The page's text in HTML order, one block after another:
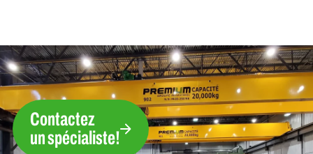
Contactez
un spécialiste!